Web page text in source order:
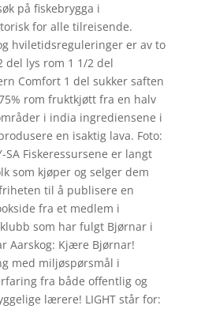
på fiskebrygga i
for alle tilreisende.
hviletidsreguleringer er av to
del lys rom 1 1/2 del
Comfort 1 del sukker saften
rom fruktkjøtt fra en halv
i india ingrediensene i
en isaktig lava. Foto:
SA Fiskeressursene er langt
som kjøper og selger dem
til å publisere en
fra et medlem i
som har fulgt Bjørnar i
Aarskog: Kjære Bjørnar!
med miljøspørsmål i
fra både offentlig og
lærere! LIGHT står for: